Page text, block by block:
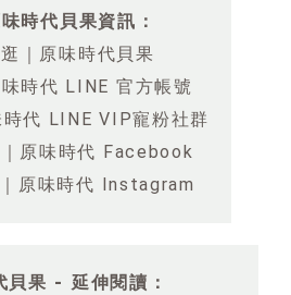
時代貝果資訊：
｜原味時代貝果
時代 LINE 官方帳號
代 LINE VIP寵粉社群
原味時代 Facebook
原味時代 Instagram
貝果 - 延伸閱讀：